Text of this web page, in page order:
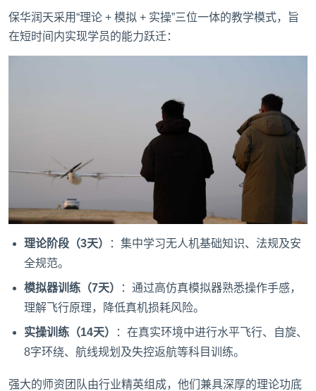
保华润天采用“理论 + 模拟 + 实操”三位一体的教学模式，旨
在短时间内实现学员的能力跃迁：
理论阶段（3天）
：集中学习无人机基础知识、法规及安
全规范。
模拟器训练（7天）
：通过高仿真模拟器熟悉操作手感，
理解飞行原理，降低真机损耗风险。
实操训练（14天）
：在真实环境中进行水平飞行、自旋、
8字环绕、航线规划及失控返航等科目训练。
强大的师资团队由行业精英组成，他们兼具深厚的理论功底